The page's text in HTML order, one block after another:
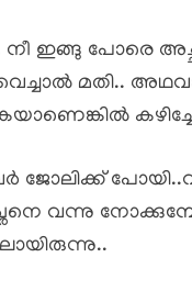
നീ ഇങ്ങു പോരെ
മതി..
ജോലിക്ക്
വന്നു